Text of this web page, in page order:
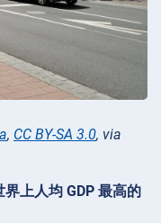
, CC BY-SA 3.0, via
上人均 GDP 最高的